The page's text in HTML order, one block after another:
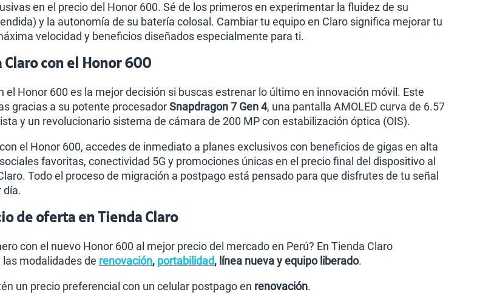
en el precio del Honor 600. Sé de los primeros en experimentar la fluidez de su
y la autonomía de su batería colosal. Cambiar tu equipo en Claro significa mejorar tu
velocidad y beneficios diseñados especialmente para ti.
Claro con el Honor 600
el Honor 600 es la mejor decisión si buscas estrenar lo último en innovación móvil. Este
gracias a su potente procesadorSnapdragon 7 Gen 4, una pantalla AMOLED curva de 6.57
y un revolucionario sistema de cámara de 200 MP con estabilización óptica (OIS).
el Honor 600, accedes de inmediato a planes exclusivos con beneficios de gigas en alta
favoritas, conectividad 5G y promociones únicas en el precio final del dispositivo al
Todo el proceso de migración a postpago está pensado para que disfrutes de tu señal
día.
de oferta en Tienda Claro
con el nuevo Honor 600 al mejor precio del mercado en Perú? En Tienda Claro
modalidades de renovación, portabilidad, línea nueva y equipo liberado.
un precio preferencial con un celular postpago en renovación.